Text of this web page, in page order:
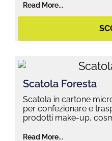
Read More...
Scatola Foresta
Scatola in cartone
per confezionare e
prodotti make-up,
Read More...